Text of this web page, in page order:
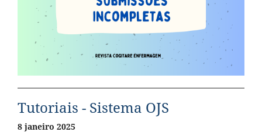
Tutoriais - Sistema OJS
8 janeiro 2025